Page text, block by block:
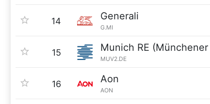
14 Generali
G.MI
15 Munich RE (Münchener
MUV2.DE
16 Aon
AON